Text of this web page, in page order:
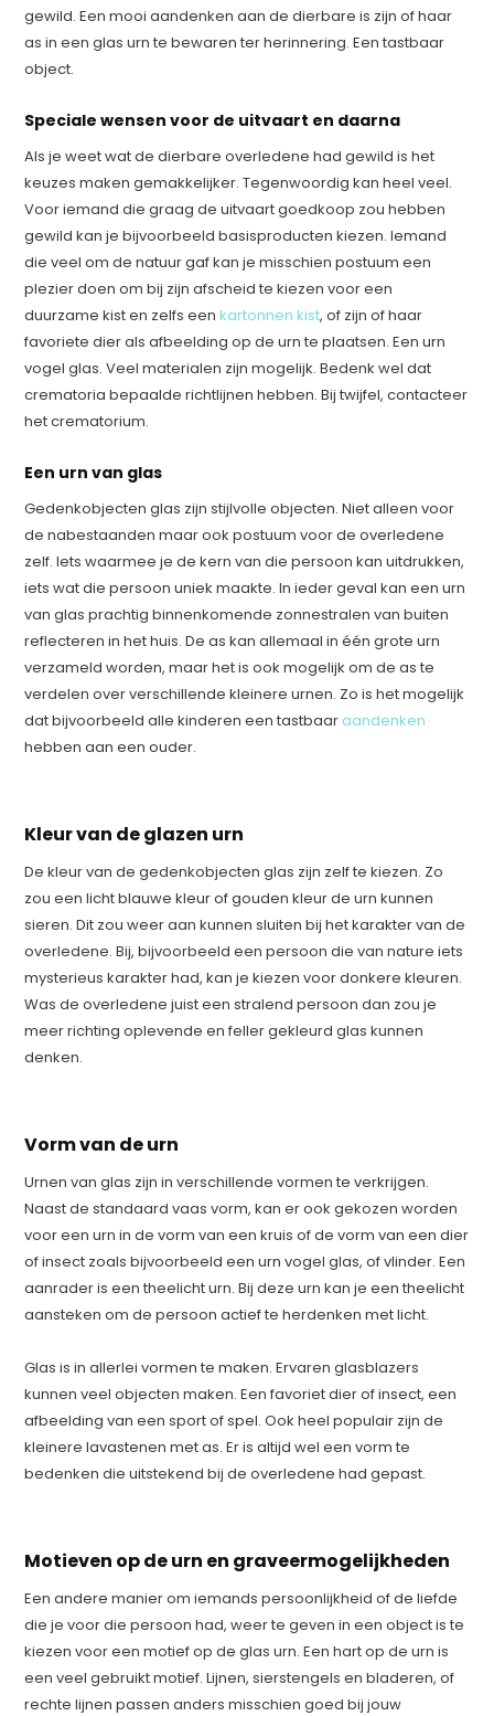
gewild. Een mooi aandenken aan de dierbare is zijn of haar
as in een glas urn te bewaren ter herinnering. Een tastbaar
object.
Speciale wensen voor de uitvaart en daarna
Als je weet wat de dierbare overledene had gewild is het
keuzes maken gemakkelijker. Tegenwoordig kan heel veel.
Voor iemand die graag de uitvaart goedkoop zou hebben
gewild kan je bijvoorbeeld basisproducten kiezen. Iemand
die veel om de natuur gaf kan je misschien postuum een
plezier doen om bij zijn afscheid te kiezen voor een
duurzame kist en zelfs eenkartonnen kist, of zijn of haar
favoriete dier als afbeelding op de urn te plaatsen. Een urn
vogel glas. Veel materialen zijn mogelijk. Bedenk wel dat
crematoria bepaalde richtlijnen hebben. Bij twijfel, contacteer
het crematorium.
Een urn van glas
Gedenkobjecten glas zijn stijlvolle objecten. Niet alleen voor
de nabestaanden maar ook postuum voor de overledene
zelf. Iets waarmee je de kern van die persoon kan uitdrukken,
iets wat die persoon uniek maakte. In ieder geval kan een urn
van glas prachtig binnenkomende zonnestralen van buiten
reflecteren in het huis. De as kan allemaal in één grote urn
verzameld worden, maar het is ook mogelijk om de as te
verdelen over verschillende kleinere urnen. Zo is het mogelijk
dat bijvoorbeeld alle kinderen een tastbaar aandenken
hebben aan een ouder.
Kleur van de glazen urn
De kleur van de gedenkobjecten glas zijn zelf te kiezen. Zo
zou een licht blauwe kleur of gouden kleur de urn kunnen
sieren. Dit zou weer aan kunnen sluiten bij het karakter van de
overledene. Bij, bijvoorbeeld een persoon die van nature iets
mysterieus karakter had, kan je kiezen voor donkere kleuren.
Was de overledene juist een stralend persoon dan zou je
meer richting oplevende en feller gekleurd glas kunnen
denken.
Vorm van de urn
Urnen van glas zijn in verschillende vormen te verkrijgen.
Naast de standaard vaas vorm, kan er ook gekozen worden
voor een urn in de vorm van een kruis of de vorm van een dier
of insect zoals bijvoorbeeld een urn vogel glas, of vlinder. Een
aanrader is een theelicht urn. Bij deze urn kan je een theelicht
aansteken om de persoon actief te herdenken met licht.
Glas is in allerlei vormen te maken. Ervaren glasblazers
kunnen veel objecten maken. Een favoriet dier of insect, een
afbeelding van een sport of spel. Ook heel populair zijn de
kleinere lavastenen met as. Er is altijd wel een vorm te
bedenken die uitstekend bij de overledene had gepast.
Motieven op de urn en graveermogelijkheden
Een andere manier om iemands persoonlijkheid of de liefde
die je voor die persoon had, weer te geven in een object is te
kiezen voor een motief op de glas urn. Een hart op de urn is
een veel gebruikt motief. Lijnen, sierstengels en bladeren, of
rechte lijnen passen anders misschien goed bij jouw